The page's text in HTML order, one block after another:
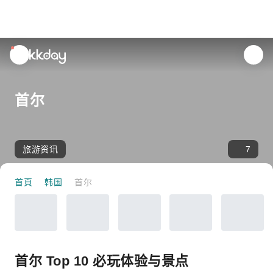
unread
notifications
首尔
旅游资讯 7
首頁 韩国 首尔
首尔 Top 10 必玩体验与景点